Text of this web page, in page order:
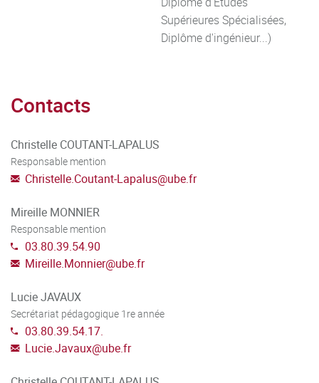
Supérieures Spécialisées,
Diplôme d'ingénieur...)
Contacts
Christelle COUTANT-LAPALUS
Responsable mention
Christelle.Coutant-Lapalus@ube.fr
Mireille MONNIER
Responsable mention
03.80.39.54.90
Mireille.Monnier@ube.fr
Lucie JAVAUX
Secrétariat pédagogique 1re année
03.80.39.54.17.
Lucie.Javaux@ube.fr